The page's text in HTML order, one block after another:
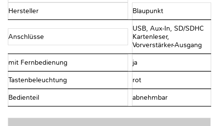
Hersteller Blaupunkt
Anschlüsse
USB, Aux-In, SD/SDHC
Kartenleser,
Vorverstärker-Ausgang
mit Fernbedienung ja
Tastenbeleuchtung rot
Bedienteil abnehmbar